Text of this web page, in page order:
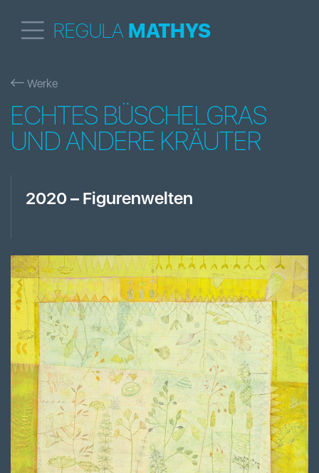
REGULA MATHYS
Werke
ECHTES BÜSCHELGRAS
UND ANDERE KRÄUTER
2020– Figurenwelten